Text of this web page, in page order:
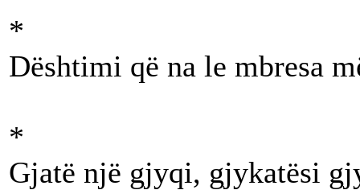
*
Dështimi që na le mbresa
*
Gjatë një gjyqi, gjykatësi